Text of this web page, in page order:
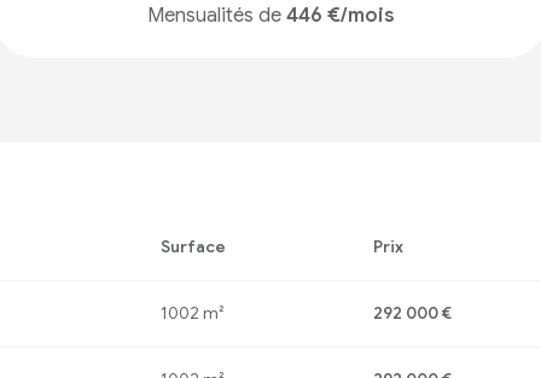
Mensualités de446 €/mois
Surface Prix
1002 m² 292 000 €